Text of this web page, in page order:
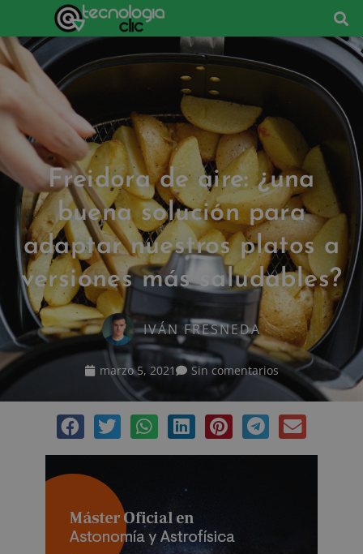
Freidora de aire: ¿una
buena solución para
adaptar nuestros platos a
versiones más saludables?
IVÁN FRESNEDA
marzo 5, 2021 Sin comentarios